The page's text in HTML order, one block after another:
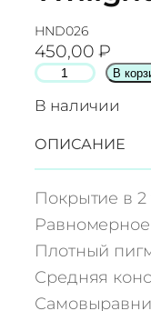
HND026
450,00₽
В наличии
К
о
и
ч
е
с
т
в
о
т
В
ОПИСАНИЕ
Покрытие в 2
Плотный
Средняя